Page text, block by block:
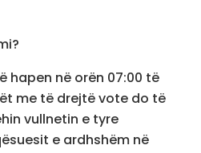
hapen në orën 07:00 të
me të drejtë vote do të
vullnetin e tyre
e ardhshëm në